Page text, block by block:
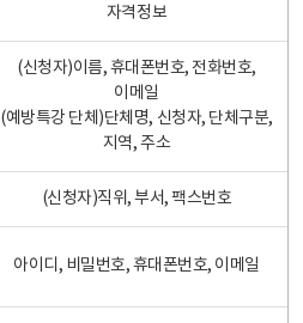
자격정보
(신청자)이름, 휴대폰번호, 전화번호,
이메일
(예방특강 단체)단체명, 신청자, 단체구분,
지역, 주소
(신청자)직위, 부서, 팩스번호
아이디, 비밀번호, 휴대폰번호, 이메일